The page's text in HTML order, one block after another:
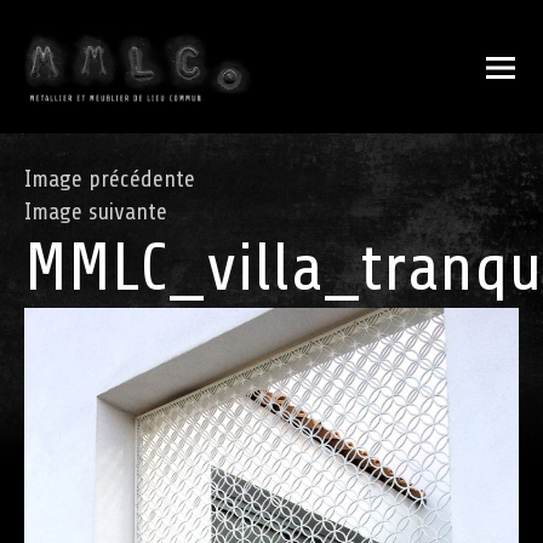
Image précédente
Image suivante